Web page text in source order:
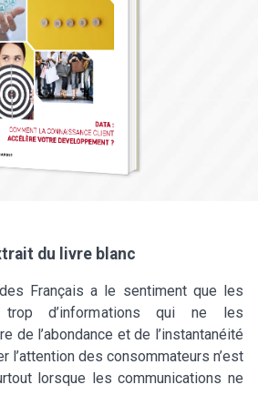
du livre blanc
Français a le sentiment que les
trop d’informations qui ne les
de l’abondance et de l’instantanéité
l’attention des consommateurs n’est
lorsque les communications ne